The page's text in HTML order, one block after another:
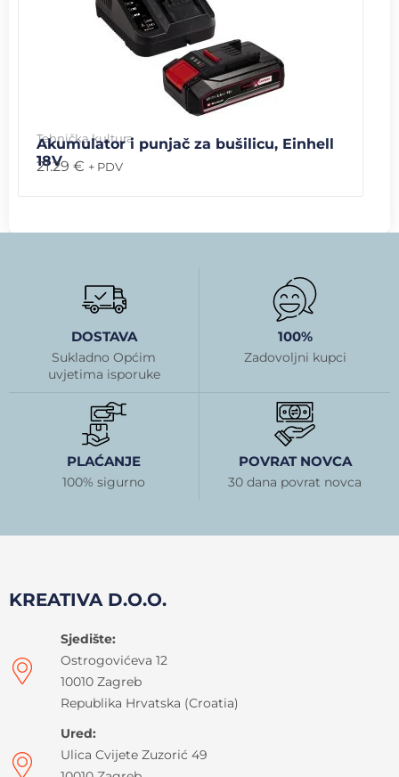
Tehnička kultura
Akumulator i punjač za bušilicu, Einhell
18V
21.29 € + PDV
DOSTAVA
Sukladno Općim
uvjetima isporuke
100%
Zadovoljni kupci
PLAĆANJE
100% sigurno
POVRAT NOVCA
30 dana povrat novca
KREATIVA D.O.O.
Sjedište:
Ostrogovićeva 12
10010 Zagreb
Republika Hrvatska (Croatia)
Ured:
Ulica Cvijete Zuzorić 49